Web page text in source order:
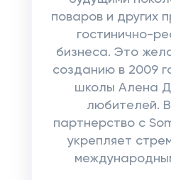
поваров и других
гостинично-
бизнеса. Это
созданию в 2009
школы Алена
любителей. В
партнерство с
укрепляет